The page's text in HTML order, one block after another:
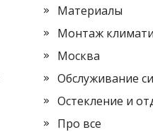
Материалы
Монтаж
Москва
Обслуживание
Остекление и
Про все